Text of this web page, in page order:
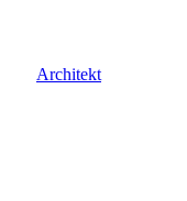
Architekt